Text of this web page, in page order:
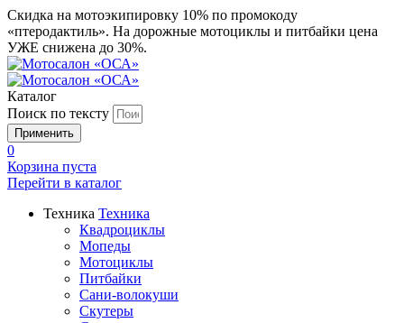
Скидка на мотоэкипировку 10% по промокоду
«птеродактиль». На дорожные мотоциклы и питбайки цена
УЖЕ снижена до 30%.
Каталог
Поиск по тексту
0
Корзина пуста
Перейти в каталог
Техника Техника
Квадроциклы
Мопеды
Мотоциклы
Питбайки
Сани-волокуши
Скутеры